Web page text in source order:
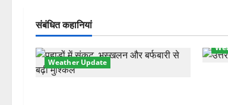
गे
श
न
संबंधित कहानियां
Weather Update